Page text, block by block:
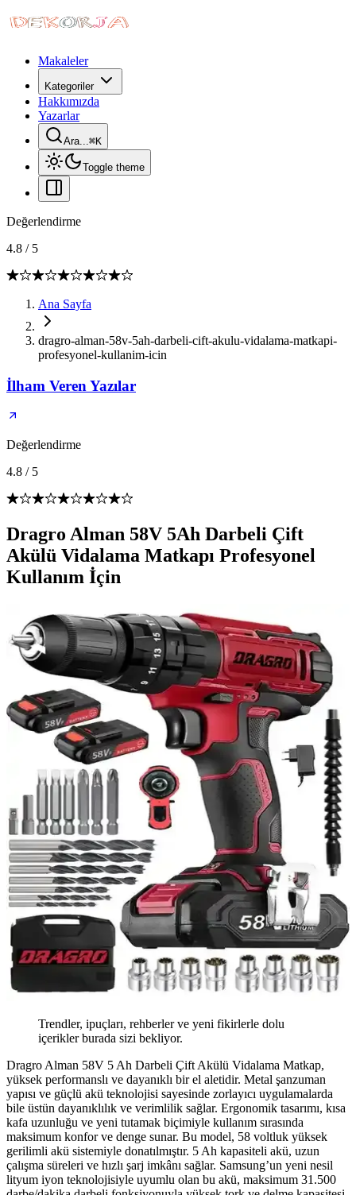
Makaleler
Kategoriler
Hakkımızda
Yazarlar
Ara...⌘K
Toggle theme
Değerlendirme
4.8 / 5
Ana Sayfa
dragro-alman-58v-5ah-darbeli-cift-akulu-vidalama-matkapi-
profesyonel-kullanim-icin
İlham Veren Yazılar
Değerlendirme
4.8 / 5
Dragro Alman 58V 5Ah Darbeli Çift
Akülü Vidalama Matkapı Profesyonel
Kullanım İçin
Trendler, ipuçları, rehberler ve yeni fikirlerle dolu
içerikler burada sizi bekliyor.
Dragro Alman 58V 5 Ah Darbeli Çift Akülü Vidalama Matkap,
yüksek performanslı ve dayanıklı bir el aletidir. Metal şanzuman
yapısı ve güçlü akü teknolojisi sayesinde zorlayıcı uygulamalarda
bile üstün dayanıklılık ve verimlilik sağlar. Ergonomik tasarımı, kısa
kafa uzunluğu ve yeni tutamak biçimiyle kullanım sırasında
maksimum konfor ve denge sunar. Bu model, 58 voltluk yüksek
gerilimli akü sistemiyle donatılmıştır. 5 Ah kapasiteli akü, uzun
çalışma süreleri ve hızlı şarj imkânı sağlar. Samsung’un yeni nesil
lityum iyon teknolojisiyle uyumlu olan bu akü, maksimum 31.500